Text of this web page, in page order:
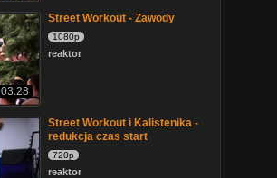
03:28
Street Workout - Zawody
1080p
reaktor
Street Workout i Kalistenika -
redukcja czas start
720p
reaktor